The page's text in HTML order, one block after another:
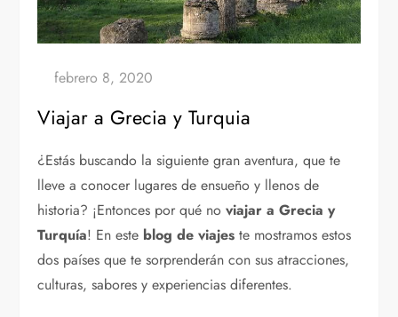
Viajar a Grecia y Turquia
¿Estás buscando la siguiente gran aventura, que te
lleve a conocer lugares de ensueño y llenos de
historia? ¡Entonces por qué noviajar a Grecia y
Turquía! En este blog de viajes te mostramos estos
dos países que te sorprenderán con sus atracciones,
culturas, sabores y experiencias diferentes.